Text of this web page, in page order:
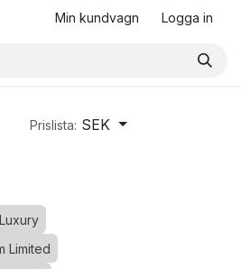
Min kundvagn Logga in
Prislista: SEK
Limited